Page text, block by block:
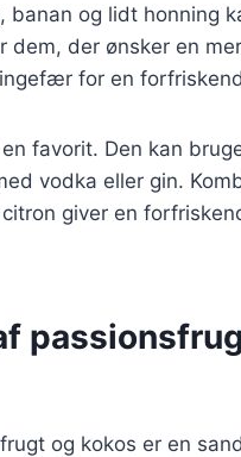
banan og lidt honning
dem, der ønsker en
for en
favorit. Den kan
vodka eller gin.
giver en
og kokos er en